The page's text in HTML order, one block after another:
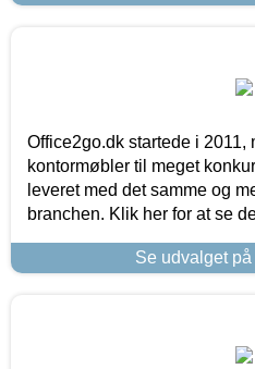
Office2go.dk startede i 2011,
kontormøbler til meget
leveret med det samme og
branchen. Klik her for at se
Se udvalget